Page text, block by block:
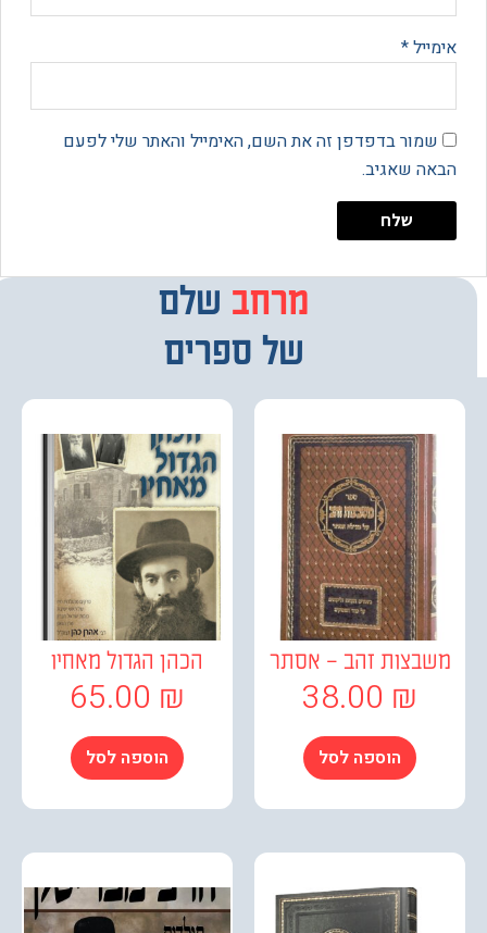
בדפדפן זה את השם, האימייל והאתר שלי לפעם
שאגיב.
מרחב
מבחרשלם
של ספרים
זהב – אסתר
38.00
הוספה לסל
הכהן הגדול מאחיו
65.00
הוספה לסל